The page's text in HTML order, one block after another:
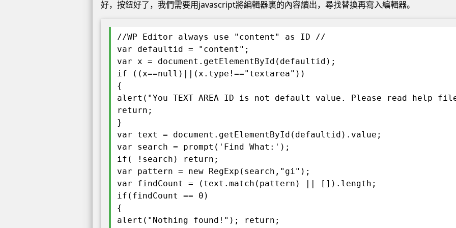
好，按鈕好了，我們需要用javascript將編輯器裏的內容讀出，尋找替換再寫入編輯器。
//WP Editor always use "content" as ID //
var defaultid = "content";
var x = document.getElementById(defaultid);
if ((x==null)||(x.type!=="textarea"))
{
alert("You TEXT AREA ID is not default value. Please read help
return;
}
var text = document.getElementById(defaultid).value;
var search = prompt('Find What:');
if( !search) return;
var pattern = new RegExp(search,"gi");
var findCount = (text.match(pattern) || []).length;
if(findCount == 0)
{
alert("Nothing found!"); return;